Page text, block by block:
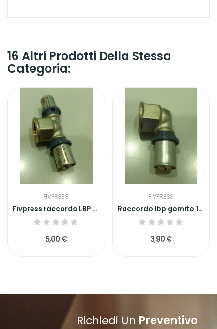
16 Altri Prodotti Della Stessa
Categoria:
FIVPRESS
Fivpress raccordo LBP a TEE 16x1/2x16
5,00 €
FIVPRESS
Raccordo lbp gomito 1/2X16F
3,90 €
Richiedi Un Preventivo